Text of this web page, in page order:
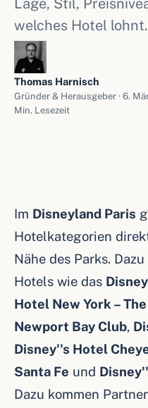
Lage, Stil,
welches Hotel lohnt.
Thomas Harnisch
Gründer & Herausgeber · 6.
Min. Lesezeit
Im Disneyland Paris
Hotelkategorien
Nähe des Parks.
Hotels wie das
Hotel New York –
Newport Bay Club,
Disney''s Hotel
Santa Fe und
Dazu kommen